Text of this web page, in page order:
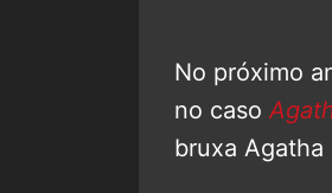
No próximo
no caso
bruxa